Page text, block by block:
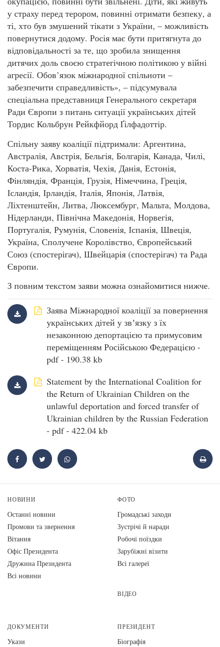
у страху перед терором, повинні отримати безпеку, а
ті, хто був змушений тікати з України, – можливість
повернутися додому. Росія має бути притягнута до
відповідальності за те, що зробила знищення
дитячих доль своєю стратегічною політикою у війні
агресії. Обов’язок міжнародної спільноти –
забезпечити справедливість», – підсумувала
спеціальна представниця Генерального секретаря
Ради Європи з питань ситуації українських дітей
Тордис Кольбрун Рейкфйорд Ґілфадоттір.
Спільну заяву коаліції підтримали: Аргентина,
Австралія, Австрія, Бельгія, Болгарія, Канада, Чилі,
Коста-Рика, Хорватія, Чехія, Данія, Естонія,
Фінляндія, Франція, Грузія, Німеччина, Греція,
Ісландія, Ірландія, Італія, Японія, Латвія,
Ліхтенштейн, Литва, Люксембург, Мальта, Молдова,
Нідерланди, Північна Македонія, Норвегія,
Португалія, Румунія, Словенія, Іспанія, Швеція,
Україна, Сполучене Королівство, Європейський
Союз (спостерігач), Швейцарія (спостерігач) та Рада
Європи.
З повним текстом заяви можна ознайомитися нижче.
Заява Міжнародної коаліції за повернення
українських дітей у звʼязку з їх
незаконною депортацією та примусовим
переміщенням Російською Федерацією -
pdf - 190.38 kb
Statement by the International Coalition for
the Return of Ukrainian Children on the
unlawful deportation and forced transfer of
Ukrainian children by the Russian Federation
- pdf - 422.04 kb
НОВИНИ
Останні новини
Промови та звернення
Вiтання
Офіс Президента
Дружина Президента
Всі новини
ФОТО
Громадські заходи
Зустрічі й наради
Робочі поїздки
Зарубіжні візити
Всі галереї
ВІДЕО
ДОКУМЕНТИ
Укази
ПРЕЗИДЕНТ
Біографія